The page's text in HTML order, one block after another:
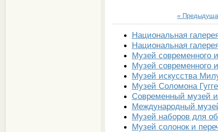
«
Национальная
Национальная
Музей современного
Музей современного
Музей искусства
Музей Соломона
Современный музей
Международный
Музей наборов для
Музей солонок и